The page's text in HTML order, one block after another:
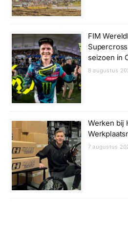
FIM
seizoen in
8 augustus
Werken bij
7 augustus